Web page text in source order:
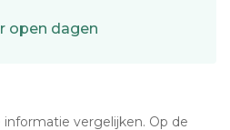
open dagen
informatie vergelijken. Op de